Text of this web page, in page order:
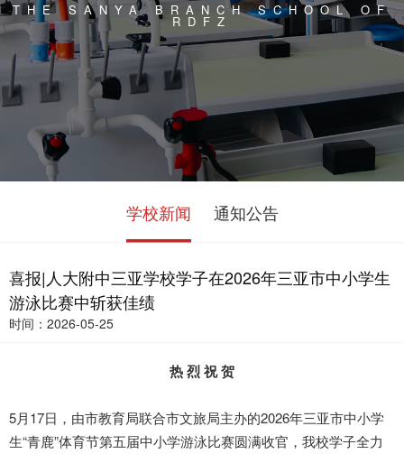
THE SANYA BRANCH SCHOOL OF
RDFZ
学校新闻 通知公告
喜报|人大附中三亚学校学子在2026年三亚市中小学生
游泳比赛中斩获佳绩
时间：2026-05-25
热烈祝贺
5月17日，由市教育局联合市文旅局主办的2026年三亚市中小学
生“青鹿”体育节第五届中小学游泳比赛圆满收官，我校学子全力